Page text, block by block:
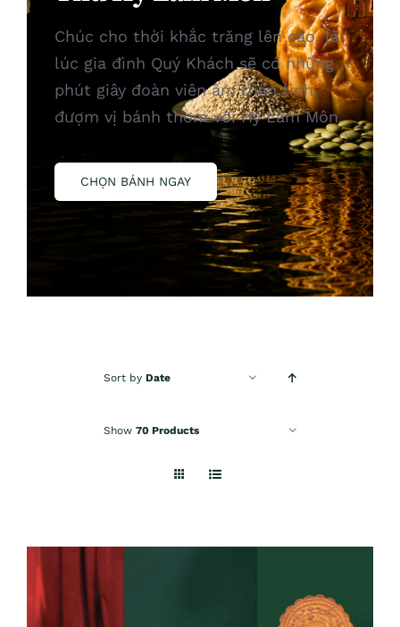
Chúc cho thời khắc trăng lên cao, là
lúc gia đình Quý Khách sẽ có những
phút giây đoàn viên ấm thân tình,
đượm vị bánh thơm với Hỷ Lâm Môn.
CHỌN BÁNH NGAY
Sort by Date
Show 70 Products